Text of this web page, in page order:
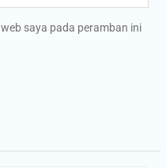
saya pada peramban ini